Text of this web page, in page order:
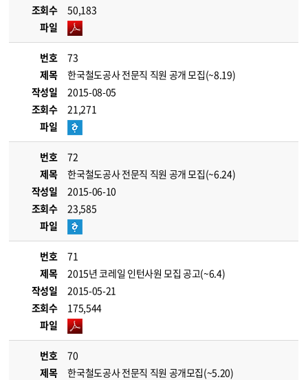
조회수
50,183
파일
번호
73
제목
한국철도공사 전문직 직원 공개 모집(~8.19)
작성일
2015-08-05
조회수
21,271
파일
번호
72
제목
한국철도공사 전문직 직원 공개 모집(~6.24)
작성일
2015-06-10
조회수
23,585
파일
번호
71
제목
2015년 코레일 인턴사원 모집 공고(~6.4)
작성일
2015-05-21
조회수
175,544
파일
번호
70
제목
한국철도공사 전문직 직원 공개모집(~5.20)